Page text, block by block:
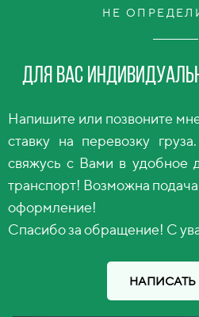
НЕ
Для вас
Напишите или позвоните
ставку на перевозку
свяжусь с Вами в удобное
транспорт! Возможна подача
оформление!
Спасибо за обращение! С